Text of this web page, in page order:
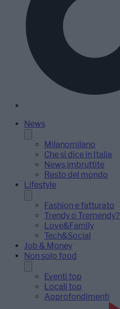
News
Milanomilano
Che si dice in Italia
News imbruttite
Resto del mondo
Lifestyle
Fashion e fatturato
Trendy o Tremendy?
Love&Family
Tech&Social
Job & Money
Non solo food
Eventi top
Locali top
Approfondimenti